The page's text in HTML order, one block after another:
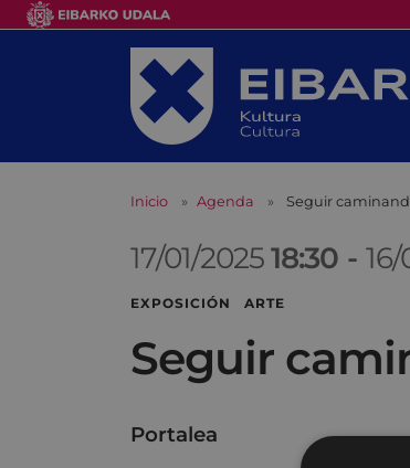
Inicio Agenda Seguir
17/01/202518:30 -
EXPOSICIÓN ARTE
Seguir
Portalea